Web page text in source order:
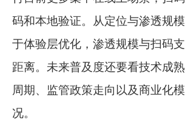
码和本地验证。从定位与渗透规
于体验层优化，渗透规模与扫码
距离。未来普及度还要看技术成
周期、监管政策走向以及商业化
况。